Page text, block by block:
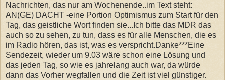
Nachrichten, das nur am Wochenende..im Text steht:
AN(GE) DACHT -eine Portion Optimismus zum Start für den
Tag, das geistliche Wort finden sie...Ich bitte das MDR das
auch so zu sehen, zu tun, dass es für alle Menschen, die es
im Radio hören, das ist, was es verspricht.Danke***Eine
Sendezeit, wieder um 9.03 wäre schon eine Lösung und
das jeden Tag, so wie es jahrelang auch war, da würde
dann das Vorher wegfallen und die Zeit ist viel günstiger.